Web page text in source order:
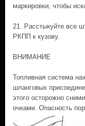
маркировки, чтобы
21. Расстыкуйте все
РКПП к кузову.
ВНИМАНИЕ
Топливная система
шланговых
этого осторожно
очками. Опасность